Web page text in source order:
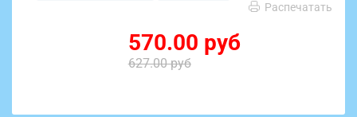
Распечатать
570.00 руб
627.00 руб